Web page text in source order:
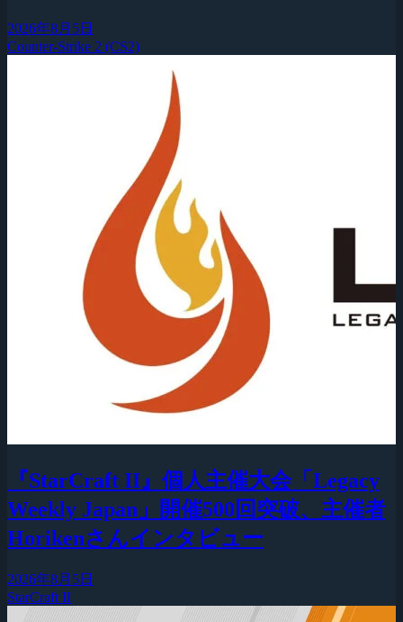
2026年8月5日
Counter-Strike 2 (CS2)
『StarCraft II』個人主催大会「Legacy
Weekly Japan」開催500回突破、主催者
Horikenさんインタビュー
2026年8月5日
StarCraft II